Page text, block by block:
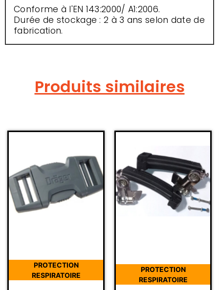
Conforme à l'EN 143:2000/ A1:2006.
Durée de stockage : 2 à 3 ans selon date de
fabrication.
Produits similaires
PROTECTION
RESPIRATOIRE
PROTECTION
RESPIRATOIRE